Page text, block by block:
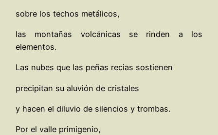
sobre los techos metálicos,
las montañas volcánicas se rinden a los
elementos.
Las nubes que las peñas recias sostienen
precipitan su aluvión de cristales
y hacen el diluvio de silencios y trombas.
Por el valle primigenio,